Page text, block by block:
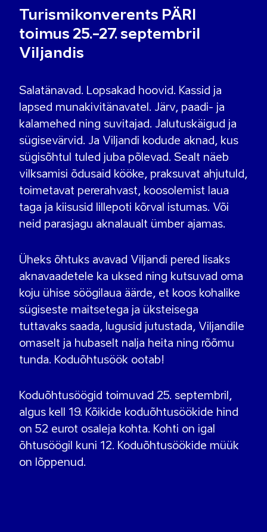
Turismikonverents PÄRI
toimus 25.-27. septembril
Viljandis
Salatänavad. Lopsakad hoovid. Kassid ja
lapsed munakivitänavatel. Järv, paadi- ja
kalamehed ning suvitajad. Jalutuskäigud ja
sügisevärvid. Ja Viljandi kodude aknad, kus
sügisõhtul tuled juba põlevad. Sealt näeb
vilksamisi õdusaid kööke, praksuvat ahjutuld,
toimetavat pererahvast, koosolemist laua
taga ja kiisusid lillepoti kõrval istumas. Või
neid parasjagu aknalaualt ümber ajamas.
Üheks õhtuks avavad Viljandi pered lisaks
aknavaadetele ka uksed ning kutsuvad oma
koju ühise söögilaua äärde, et koos kohalike
sügiseste maitsetega ja üksteisega
tuttavaks saada, lugusid jutustada, Viljandile
omaselt ja hubaselt nalja heita ning rõõmu
tunda. Koduõhtusöök ootab!
Koduõhtusöögid toimuvad 25. septembril,
algus kell 19. Kõikide koduõhtusöökide hind
on 52 eurot osaleja kohta. Kohti on igal
õhtusöögil kuni 12. Koduõhtusöökide müük
on lõppenud.